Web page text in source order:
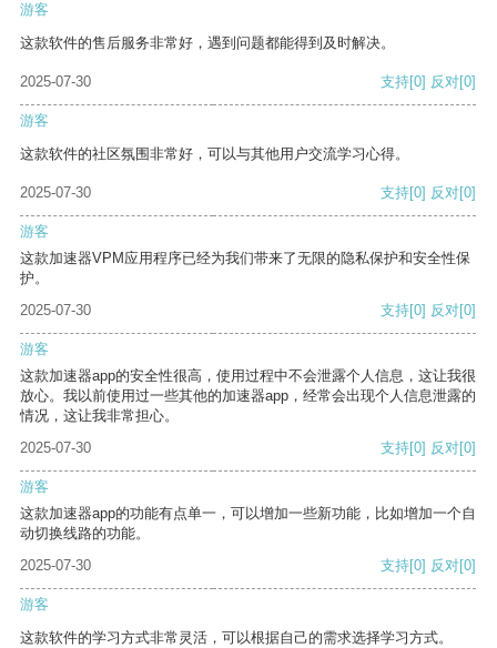
游客
这款软件的售后服务非常好，遇到问题都能得到及时解决。
2025-07-30 支持[0] 反对[0]
游客
这款软件的社区氛围非常好，可以与其他用户交流学习心得。
2025-07-30 支持[0] 反对[0]
游客
这款加速器VPM应用程序已经为我们带来了无限的隐私保护和安全性保
护。
2025-07-30
支持[0] 反对[0]
游客
这款加速器app的安全性很高，使用过程中不会泄露个人信息，这让我很
放心。我以前使用过一些其他的加速器app，经常会出现个人信息泄露的
情况，这让我非常担心。
2025-07-30
支持[0] 反对[0]
游客
这款加速器app的功能有点单一，可以增加一些新功能，比如增加一个自
动切换线路的功能。
2025-07-30
支持[0] 反对[0]
游客
这款软件的学习方式非常灵活，可以根据自己的需求选择学习方式。